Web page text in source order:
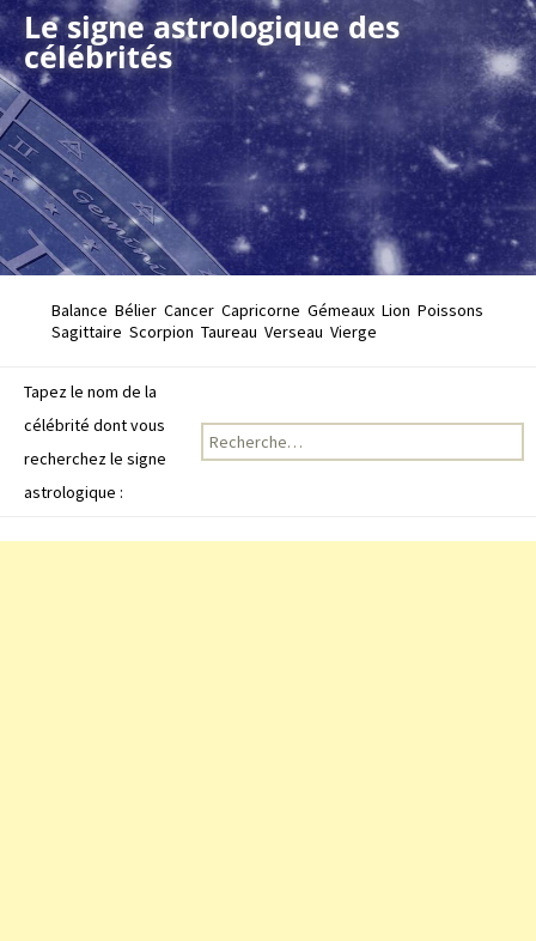
Le signe astrologique des
célébrités
Balance Bélier Cancer Capricorne Gémeaux Lion Poissons
Sagittaire Scorpion Taureau Verseau Vierge
Tapez le nom de la
célébrité dont vous
recherchez le signe
astrologique :
Recherche pour :